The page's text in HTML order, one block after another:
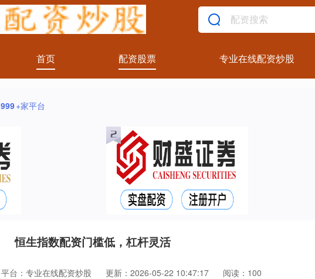
首页 配资股票 专业在线配资炒股
999+家平台
恒生指数配资门槛低，杠杆灵活
平台：专业在线配资炒股 更新：2026-05-22 10:47:17 阅读：100